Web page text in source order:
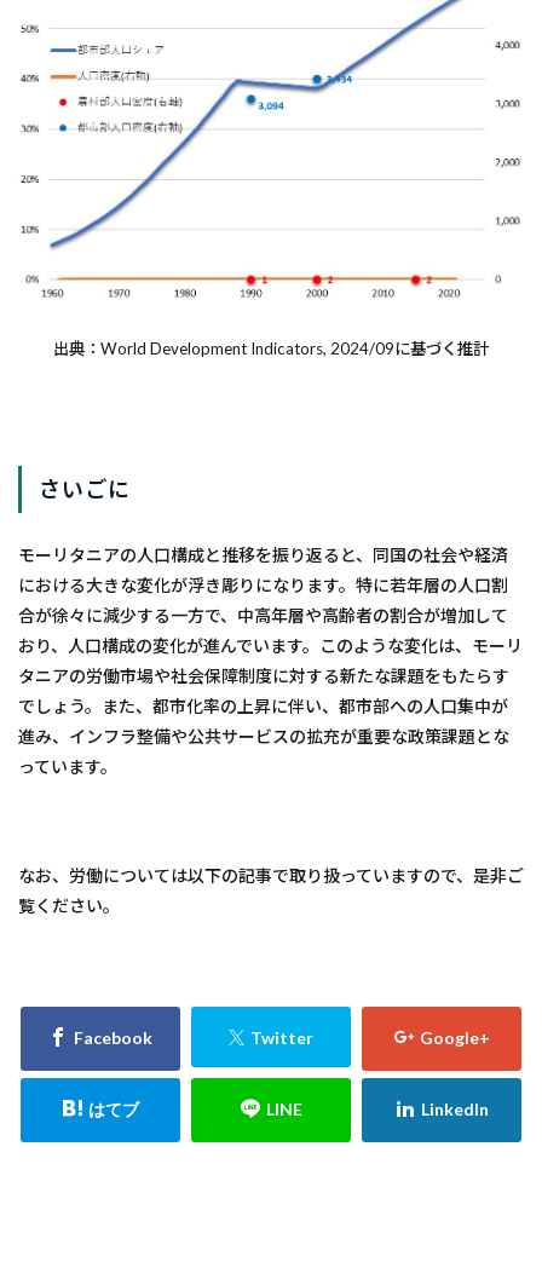
出典：World Development Indicators, 2024/09に基づく推計
さいごに
モーリタニアの人口構成と推移を振り返ると、同国の社会や経済
における大きな変化が浮き彫りになります。特に若年層の人口割
合が徐々に減少する一方で、中高年層や高齢者の割合が増加して
おり、人口構成の変化が進んでいます。このような変化は、モーリ
タニアの労働市場や社会保障制度に対する新たな課題をもたらす
でしょう。また、都市化率の上昇に伴い、都市部への人口集中が
進み、インフラ整備や公共サービスの拡充が重要な政策課題とな
っています。
なお、労働については以下の記事で取り扱っていますので、是非ご
覧ください。